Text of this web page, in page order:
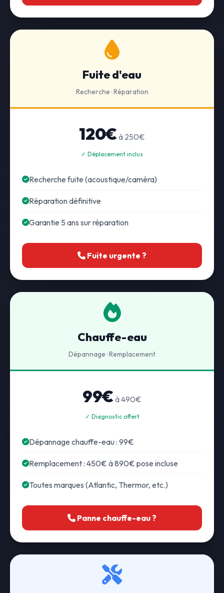
Fuite d'eau
Recherche · Réparation
120€ à 250€
✓ Déplacement inclus
Recherche fuite (acoustique/caméra)
Réparation définitive
Garantie 5 ans sur réparation
Fuite urgente ?
Chauffe-eau
Dépannage · Remplacement
99€ à 490€
✓ Diagnostic offert
Dépannage chauffe-eau : 99€
Remplacement : 450€ à 890€ pose incluse
Toutes marques (Atlantic, Thermor, etc.)
Panne chauffe-eau ?